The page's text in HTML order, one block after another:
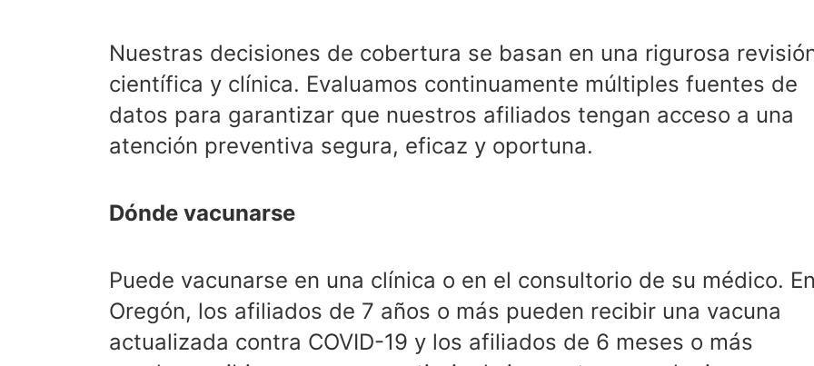
Nuestras decisiones de cobertura se basan en una rigurosa
científica y clínica. Evaluamos continuamente múltiples fuentes de
datos para garantizar que nuestros afiliados tengan acceso a una
atención preventiva segura, eficaz y oportuna.
Dónde vacunarse
Puede vacunarse en una clínica o en el consultorio de su médico.
Oregón, los afiliados de 7 años o más pueden recibir una vacuna
actualizada contra COVID-19 y los afiliados de 6 meses o más